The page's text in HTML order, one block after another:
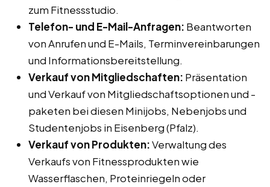
zum Fitnessstudio.
Telefon- und E-Mail-Anfragen: Beantworten
von Anrufen und E-Mails, Terminvereinbarungen
und Informationsbereitstellung.
Verkauf von Mitgliedschaften: Präsentation
und Verkauf von Mitgliedschaftsoptionen und -
paketen bei diesen Minijobs, Nebenjobs und
Studentenjobs in Eisenberg (Pfalz).
Verkauf von Produkten:Verwaltung des
Verkaufs von Fitnessprodukten wie
Wasserflaschen, Proteinriegeln oder